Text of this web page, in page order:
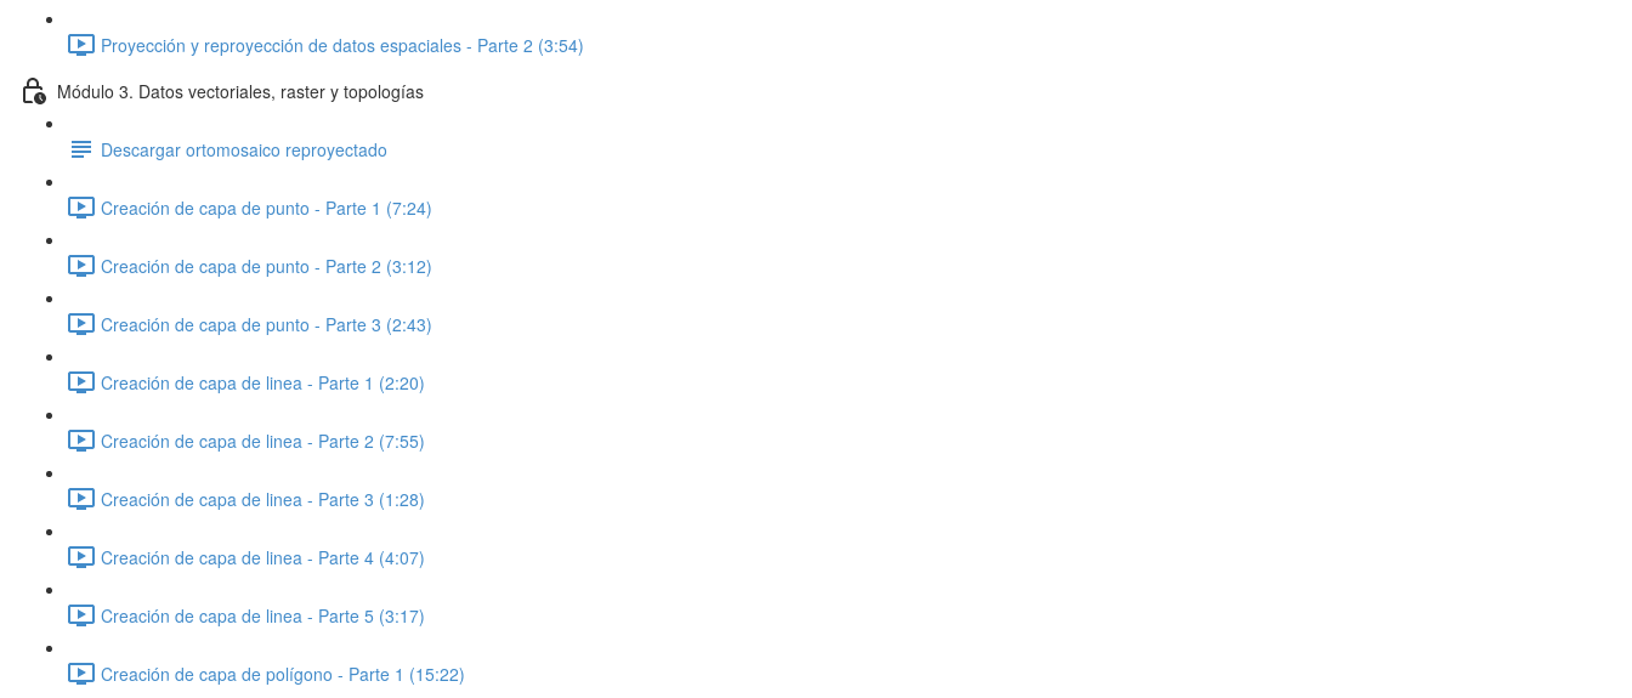
Proyección y reproyección de datos espaciales - Parte 2 (3:54)
Módulo 3. Datos vectoriales, raster y topologías
Descargar ortomosaico reproyectado
Creación de capa de punto - Parte 1 (7:24)
Creación de capa de punto - Parte 2 (3:12)
Creación de capa de punto - Parte 3 (2:43)
Creación de capa de linea - Parte 1 (2:20)
Creación de capa de linea - Parte 2 (7:55)
Creación de capa de linea - Parte 3 (1:28)
Creación de capa de linea - Parte 4 (4:07)
Creación de capa de linea - Parte 5 (3:17)
Creación de capa de polígono - Parte 1 (15:22)